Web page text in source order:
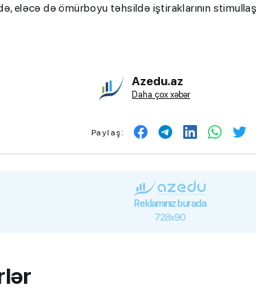
eləcə də ömürboyu təhsildə iştiraklarının
Azedu.az
Daha çox xəbər
Paylaş:
Reklamınız burada
728x90